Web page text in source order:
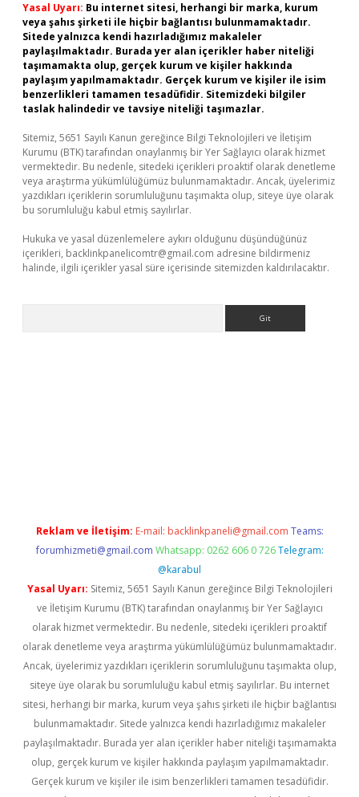
Yasal Uyarı: Bu internet sitesi, herhangi bir marka, kurum
veya şahıs şirketi ile hiçbir bağlantısı bulunmamaktadır.
Sitede yalnızca kendi hazırladığımız makaleler
paylaşılmaktadır. Burada yer alan içerikler haber niteliği
taşımamakta olup, gerçek kurum ve kişiler hakkında
paylaşım yapılmamaktadır. Gerçek kurum ve kişiler ile isim
benzerlikleri tamamen tesadüfidir. Sitemizdeki bilgiler
taslak halindedir ve tavsiye niteliği taşımazlar.
Sitemiz, 5651 Sayılı Kanun gereğince Bilgi Teknolojileri ve İletişim
Kurumu (BTK) tarafından onaylanmış bir Yer Sağlayıcı olarak hizmet
vermektedir. Bu nedenle, sitedeki içerikleri proaktif olarak denetleme
veya araştırma yükümlülüğümüz bulunmamaktadır. Ancak, üyelerimiz
yazdıkları içeriklerin sorumluluğunu taşımakta olup, siteye üye olarak
bu sorumluluğu kabul etmiş sayılırlar.
Hukuka ve yasal düzenlemelere aykırı olduğunu düşündüğünüz
içerikleri, backlinkpanelicomtr@gmail.com adresine bildirmeniz
halinde, ilgili içerikler yasal süre içerisinde sitemizden kaldırılacaktır.
Reklam ve İletişim: E-mail: backlinkpaneli@gmail.com Teams:
forumhizmeti@gmail.com Whatsapp: 0262 606 0 726 Telegram:
@karabul
Yasal Uyarı: Sitemiz, 5651 Sayılı Kanun gereğince Bilgi Teknolojileri
ve İletişim Kurumu (BTK) tarafından onaylanmış bir Yer Sağlayıcı
olarak hizmet vermektedir. Bu nedenle, sitedeki içerikleri proaktif
olarak denetleme veya araştırma yükümlülüğümüz bulunmamaktadır.
Ancak, üyelerimiz yazdıkları içeriklerin sorumluluğunu taşımakta olup,
siteye üye olarak bu sorumluluğu kabul etmiş sayılırlar. Bu internet
sitesi, herhangi bir marka, kurum veya şahıs şirketi ile hiçbir bağlantısı
bulunmamaktadır. Sitede yalnızca kendi hazırladığımız makaleler
paylaşılmaktadır. Burada yer alan içerikler haber niteliği taşımamakta
olup, gerçek kurum ve kişiler hakkında paylaşım yapılmamaktadır.
Gerçek kurum ve kişiler ile isim benzerlikleri tamamen tesadüfidir.